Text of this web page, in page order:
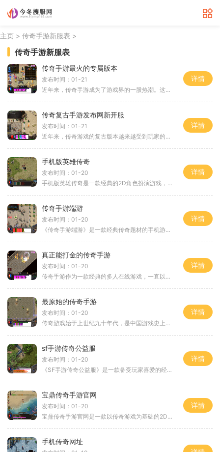
主页 > 传奇手游新服表 >
传奇手游新服表
传奇手游最火的专属版本
发布时间：01-21
近年来，传奇手游成为了游戏界的一股热潮。这款2D游戏以其独特的角色扮演和万人在线的特点，吸引了众多玩家的关注。在传奇手游中，玩家可以体验到与其他玩家的互动，并通过不断
详情
传奇复古手游发布网新开服
发布时间：01-21
近年来，传奇游戏的复古版本越来越受到玩家的喜爱。一款名为传奇复古手游的2D游戏，在近期发布网新开服，引起了众多玩家的关注和热情。这款游戏以传奇经典为基础，为玩家打造了
详情
手机版英雄传奇
发布时间：01-20
手机版英雄传奇是一款经典的2D角色扮演游戏，拥有万人在线的玩家互动。游戏具有复古的风格和激动人心的战斗玩法，让玩家沉浸在精彩的传奇世界中。在手机版英雄传奇中，玩家可以
详情
传奇手游端游
发布时间：01-20
《传奇手游端游》是一款经典传奇题材的手机游戏，在手机上重现了传奇游戏的精髓和激情，让玩家随时随地都能够体验到传奇的刺激与乐趣。该游戏不仅具有极高的画面品质和流畅的
详情
真正能打金的传奇手游
发布时间：01-20
传奇手游作为一款经典的多人在线游戏，一直以来都备受玩家的喜爱。但是，在经历了多年的发展之后，市面上的传奇手游琳琅满目，选择一款能够真正带来畅快游戏体验并且能够赚取
详情
最原始的传奇手游
发布时间：01-20
传奇游戏始于上世纪九十年代，是中国游戏史上最具里程碑意义的游戏之一。这款2D游戏以角色扮演为核心，采用万人在线的形式，让玩家们享受到真实的玩家互动和激烈的战斗。它深受
详情
sf手游传奇公益服
发布时间：01-20
《SF手游传奇公益服》是一款备受玩家喜爱的经典传奇游戏，其公益服版本更是给广大玩家带来了全新的游戏体验。传奇公益服是指免费体验各种游戏内容，没有充值需求，让玩家可以更
详情
宝鼎传奇手游官网
发布时间：01-20
宝鼎传奇手游官网是一款以传奇游戏为基础的2D角色扮演游戏，游戏拥有万人在线同时在线的特点，并且提供了丰富的玩家互动和自由交易系统。宝鼎传奇手游官网中各种不同类型的装备
详情
手机传奇网址